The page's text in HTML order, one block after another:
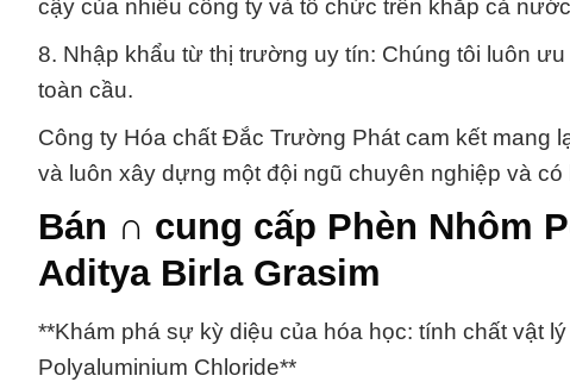
cậy của nhiều công ty và tổ chức trên khắp cả
8. Nhập khẩu từ thị trường uy tín: Chúng tôi luôn
toàn cầu.
Công ty Hóa chất Đắc Trường Phát cam kết mang
và luôn xây dựng một đội ngũ chuyên nghiệp và
Bán ∩ cung cấp Phèn Nhôm
Aditya Birla Grasim
**Khám phá sự kỳ diệu của hóa học: tính chất vật
Polyaluminium Chloride**